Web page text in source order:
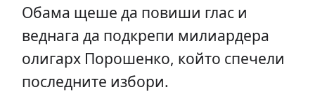
Обама щеше да повиши глас и
веднага да подкрепи милиардера
олигарх Порошенко, който спечели
последните избори.